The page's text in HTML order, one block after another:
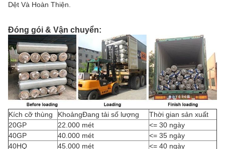
Dệt Và Hoàn Thiện.
Đóng gói & Vận chuyển:
Kích cỡ thùng KhoảngĐang tải số lượng
Thời gian sản xuất
20GP
22.000 mét
<= 30 ngày
40GP
40.000 mét
<= 35 ngày
40HQ
45.000 mét
<= 40 ngày